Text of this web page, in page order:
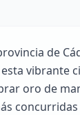
de
vibrante
oro de